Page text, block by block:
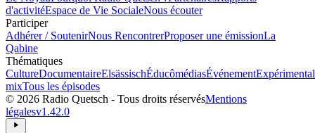
d'activitéEspace de Vie SocialeNous écouter
Participer
Adhérer / SoutenirNous RencontrerProposer une émissionLa
Qabine
Thématiques
CultureDocumentaireElsässischÉducômédiasÉvénementExpérimental
mixTous les épisodes
© 2026 Radio Quetsch - Tous droits réservésMentions
légalesv1.42.0